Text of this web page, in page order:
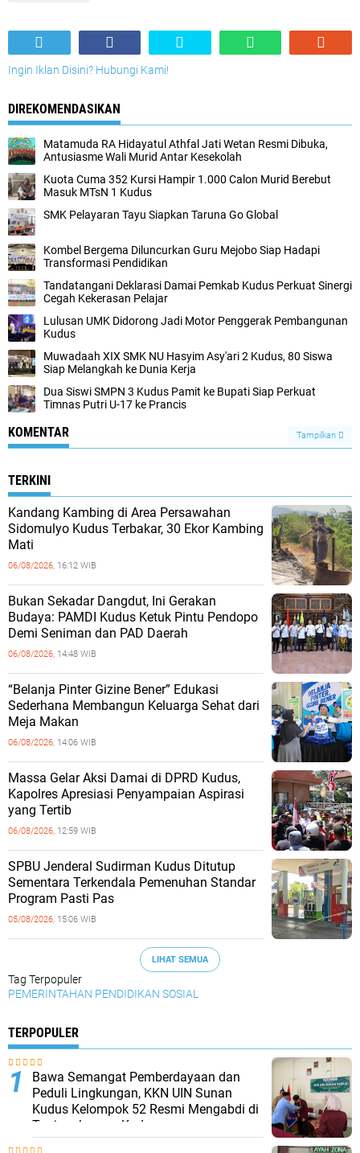
Ingin Iklan Disini? Hubungi Kami!
DIREKOMENDASIKAN
Matamuda RA Hidayatul Athfal Jati Wetan Resmi Dibuka,
Antusiasme Wali Murid Antar Kesekolah
Kuota Cuma 352 Kursi Hampir 1.000 Calon Murid Berebut
Masuk MTsN 1 Kudus
SMK Pelayaran Tayu Siapkan Taruna Go Global ‎
Kombel Bergema Diluncurkan Guru Mejobo Siap Hadapi
Transformasi Pendidikan
Tandatangani Deklarasi Damai Pemkab Kudus Perkuat Sinergi
Cegah Kekerasan Pelajar
Lulusan UMK Didorong Jadi Motor Penggerak Pembangunan
Kudus
Muwadaah XIX SMK NU Hasyim Asy'ari 2 Kudus, 80 Siswa
Siap Melangkah ke Dunia Kerja
Dua Siswi SMPN 3 Kudus Pamit ke Bupati Siap Perkuat
Timnas Putri U-17 ke Prancis
KOMENTAR Tampilkan
TERKINI
Kandang Kambing di Area Persawahan
Sidomulyo Kudus Terbakar, 30 Ekor Kambing
Mati
06/08/2026, 16:12 WIB
Bukan Sekadar Dangdut, Ini Gerakan
Budaya: PAMDI Kudus Ketuk Pintu Pendopo
Demi Seniman dan PAD Daerah
06/08/2026, 14:48 WIB
“Belanja Pinter Gizine Bener” Edukasi
Sederhana Membangun Keluarga Sehat dari
Meja Makan
06/08/2026, 14:06 WIB
Massa Gelar Aksi Damai di DPRD Kudus,
Kapolres Apresiasi Penyampaian Aspirasi
yang Tertib
06/08/2026, 12:59 WIB
SPBU Jenderal Sudirman Kudus Ditutup
Sementara Terkendala Pemenuhan Standar
Program Pasti Pas
05/08/2026, 15:06 WIB
LIHAT SEMUA
Tag Terpopuler
PEMERINTAHAN PENDIDIKAN SOSIAL
TERPOPULER
Bawa Semangat Pemberdayaan dan
Peduli Lingkungan, KKN UIN Sunan
Kudus Kelompok 52 Resmi Mengabdi di
Tanjungkarang Kudus